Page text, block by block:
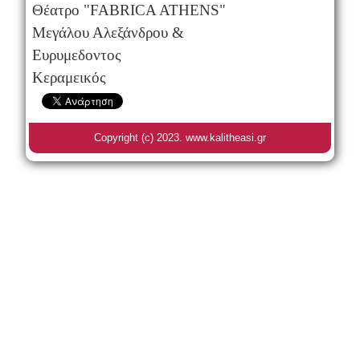
Θέατρο "FABRICA ATHENS"
Μεγάλου Αλεξάνδρου &
Ευρυμεδοντος
Κεραμεικός
Copyright (c) 2023. www.kalitheasi.gr